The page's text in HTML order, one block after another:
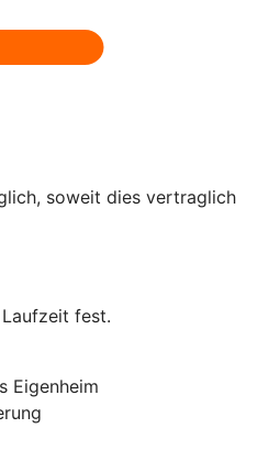
soweit dies vertraglich
fest.
Eigenheim